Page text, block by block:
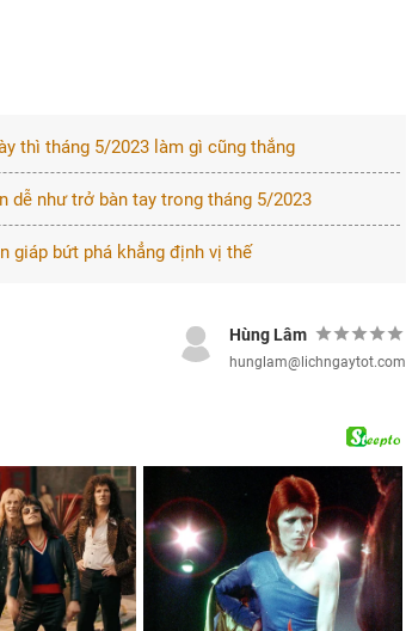
thì tháng 5/2023 làm gì cũng thắng
dễ như trở bàn tay trong tháng 5/2023
giáp bứt phá khẳng định vị thế
Hùng Lâm
hunglam@lichngaytot.com